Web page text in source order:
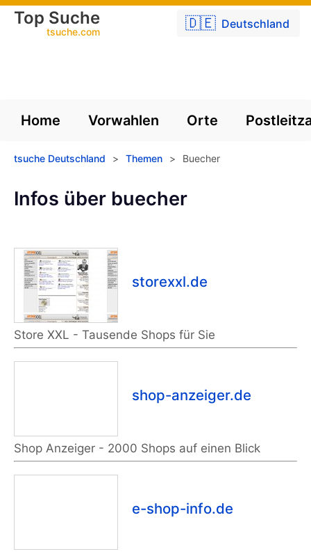
🇩🇪 Deutschland
Top Suche
tsuche.com
Home Vorwahlen Orte
tsuche Deutschland > Themen > Buecher
Infos über buecher
storexxl.de
Store XXL - Tausende Shops für Sie
shop-anzeiger.de
Shop Anzeiger - 2000 Shops auf einen Blick
e-shop-info.de